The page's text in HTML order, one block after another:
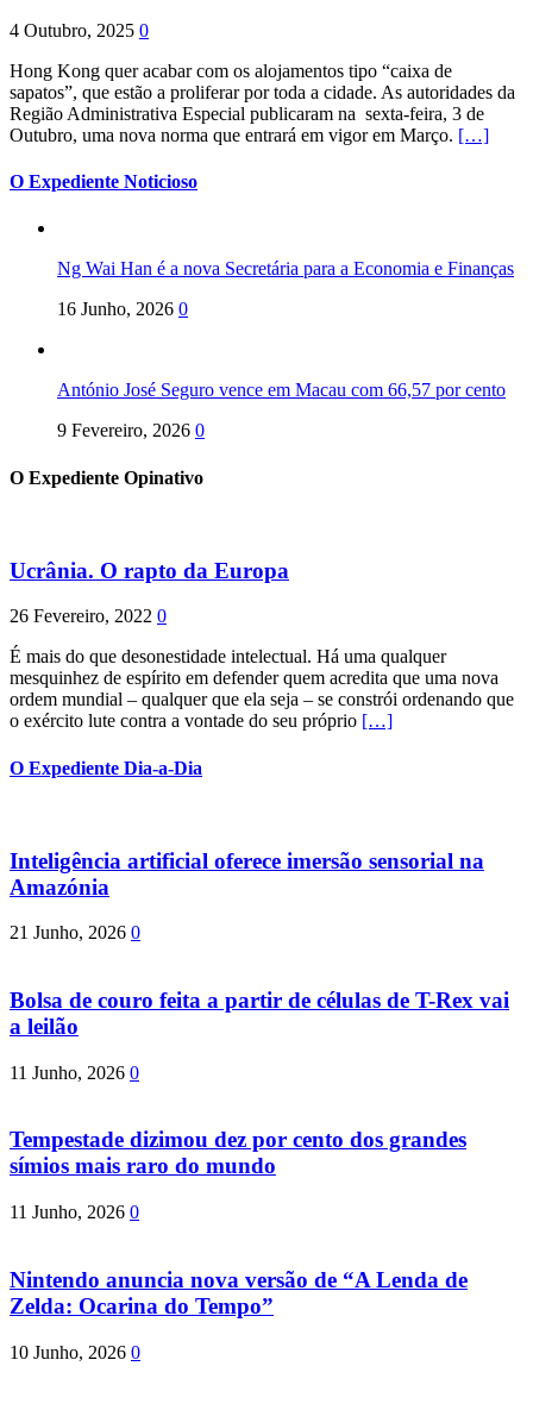
4 Outubro, 2025 0
Hong Kong quer acabar com os alojamentos tipo “caixa de
sapatos”, que estão a proliferar por toda a cidade. As autoridades da
Região Administrativa Especial publicaram na sexta-feira, 3 de
Outubro, uma nova norma que entrará em vigor em Março. […]
O Expediente Noticioso
Ng Wai Han é a nova Secretária para a Economia e Finanças
16 Junho, 2026 0
António José Seguro vence em Macau com 66,57 por cento
9 Fevereiro, 2026 0
O Expediente Opinativo
Ucrânia. O rapto da Europa
26 Fevereiro, 2022 0
É mais do que desonestidade intelectual. Há uma qualquer
mesquinhez de espírito em defender quem acredita que uma nova
ordem mundial – qualquer que ela seja – se constrói ordenando que
o exército lute contra a vontade do seu próprio […]
O Expediente Dia-a-Dia
Inteligência artificial oferece imersão sensorial na
Amazónia
21 Junho, 2026 0
Bolsa de couro feita a partir de células de T-Rex vai
a leilão
11 Junho, 2026 0
Tempestade dizimou dez por cento dos grandes
símios mais raro do mundo
11 Junho, 2026 0
Nintendo anuncia nova versão de “A Lenda de
Zelda: Ocarina do Tempo”
10 Junho, 2026 0